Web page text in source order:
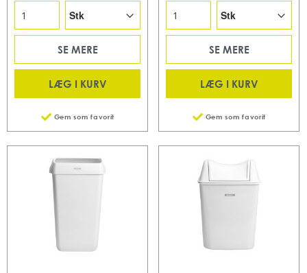
SE MERE
LÆG I KURV
Gem som favorit
SE MERE
LÆG I KURV
Gem som favorit